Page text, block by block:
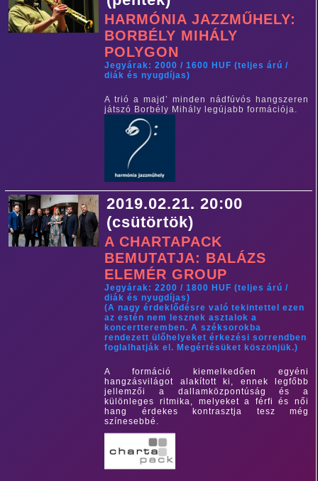
HARMÓNIA JAZZMŰHELY:
BORBÉLY MIHÁLY
POLYGON
Jegyárak: 2000 / 1600 HUF (teljes árú /
diák és nyugdíjas)
A trió a majd’ minden nádfúvós hangszeren
játszó Borbély Mihály legújabb formációja.
2019.02.21. 20:00
(csütörtök)
A CHARTAPACK
BEMUTATJA: BALÁZS
ELEMÉR GROUP
Jegyárak: 2200 / 1800 HUF (teljes árú /
diák és nyugdíjas)
(A nagy érdeklődésre való tekintettel ezen
az estén nem lesznek asztalok a
koncertteremben. A széksorokba
rendezett ülőhelyeket érkezési sorrendben
foglalhatják el. Megértésüket köszönjük.)
A formáció kiemelkedően egyéni
hangzásvilágot alakított ki, ennek legfőbb
jellemzői a dallamközpontúság és a
különleges ritmika, melyeket a férfi és női
hang érdekes kontrasztja tesz még
színesebbé.